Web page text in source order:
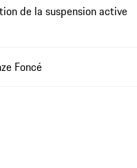
de la suspension active
Foncé